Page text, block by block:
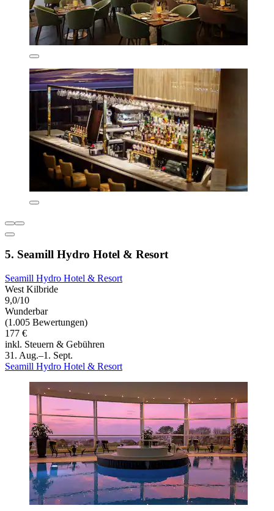
5. Seamill Hydro Hotel & Resort
Seamill Hydro Hotel & Resort
West Kilbride
9,0/10
Wunderbar
(1.005 Bewertungen)
177 €
inkl. Steuern & Gebühren
31. Aug.–1. Sept.
Seamill Hydro Hotel & Resort